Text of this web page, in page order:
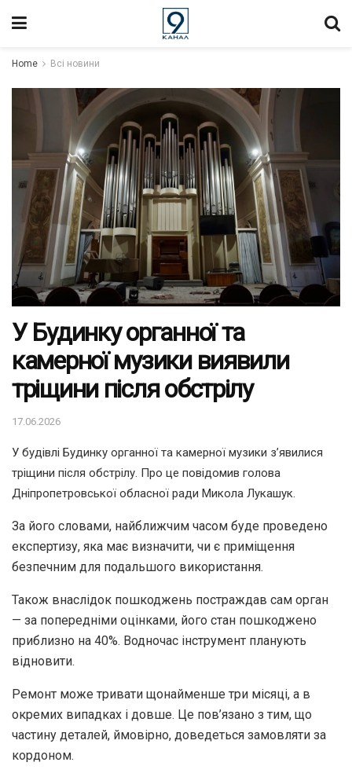
Home Всі новини
У Будинку органної та
камерної музики виявили
тріщини після обстрілу
17.06.2026
У будівлі Будинку органної та камерної музики з’явилися
тріщини після обстрілу. Про це повідомив голова
Дніпропетровської обласної ради Микола Лукашук.
За його словами, найближчим часом буде проведено
експертизу, яка має визначити, чи є приміщення
безпечним для подальшого використання.
Також внаслідок пошкоджень постраждав сам орган
— за попередніми оцінками, його стан пошкоджено
приблизно на 40%. Водночас інструмент планують
відновити.
Ремонт може тривати щонайменше три місяці, а в
окремих випадках і довше. Це пов’язано з тим, що
частину деталей, ймовірно, доведеться замовляти за
кордоном.